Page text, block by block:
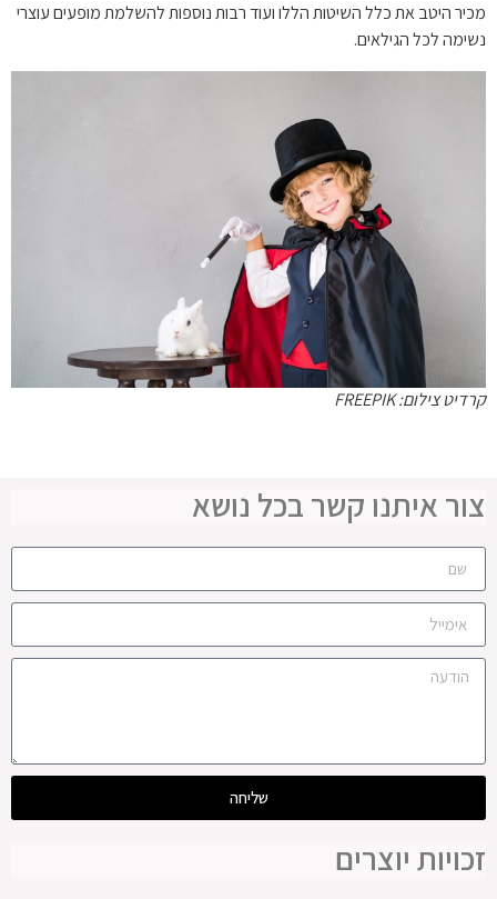
מכיר היטב את כלל השיטות הללו ועוד רבות נוספות להשלמת מופעים עוצרי
נשימה לכל הגילאים.
קרדיט צילום: FREEPIK
צור איתנו קשר בכל נושא
שליחה
זכויות יוצרים